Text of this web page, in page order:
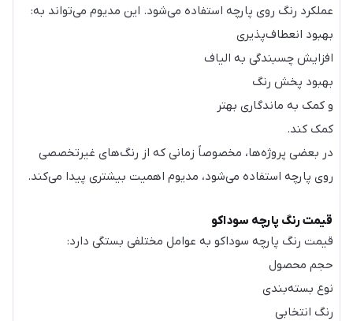
عملکرد رنگ روی پارچه استفاده می‌شود. این مدیوم می‌تواند به:
بهبود انعطاف‌پذیری
افزایش چسبندگی به الیاف
بهبود پخش رنگ
و کمک به ماندگاری بهتر
کمک کند.
در بعضی پروژه‌ها، مخصوصاً زمانی که از رنگ‌های غیرتخصصی
روی پارچه استفاده می‌شود، مدیوم اهمیت بیشتری پیدا می‌کند.
قیمت رنگ پارچه سوداکو
قیمت رنگ پارچه سوداکو به عوامل مختلفی بستگی دارد:
حجم محصول
نوع بسته‌بندی
رنگ انتخابی